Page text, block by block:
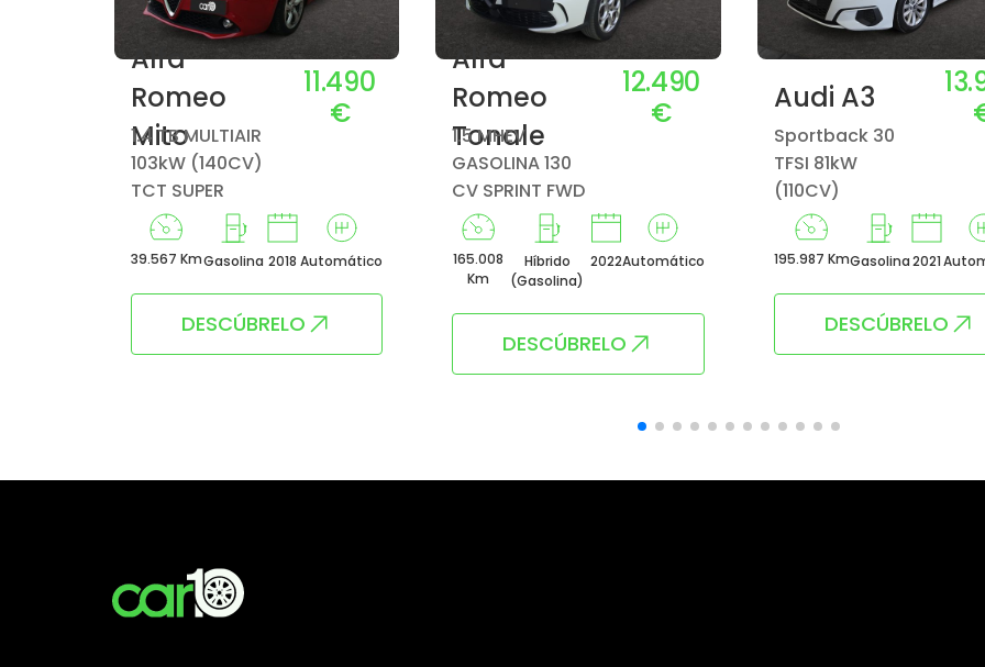
Alfa
Romeo
Mito
1.4 TB MULTIAIR
103kW (140CV)
TCT SUPER
11.490
€
39.567 KmGasolina 2018 Automático
DESCÚBRELO
Alfa
Romeo
Tonale
1.5 MHEV
GASOLINA 130
CV SPRINT FWD
12.490
€
165.008
Km
Híbrido
(Gasolina)
2022Automático
DESCÚBRELO
Audi A3
Sportback 30
TFSI 81kW
(110CV)
195.987 KmGasolina2021
DESCÚBRELO